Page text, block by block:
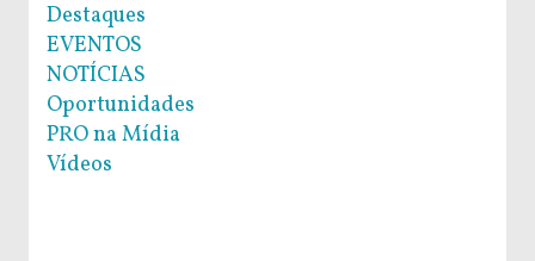
Destaques
EVENTOS
NOTÍCIAS
Oportunidades
PRO na Mídia
Vídeos